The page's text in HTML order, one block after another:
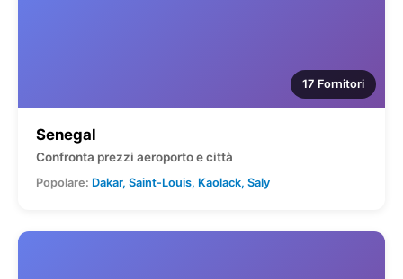
17 Fornitori
Senegal
Confronta prezzi aeroporto e città
Popolare: Dakar, Saint-Louis, Kaolack, Saly